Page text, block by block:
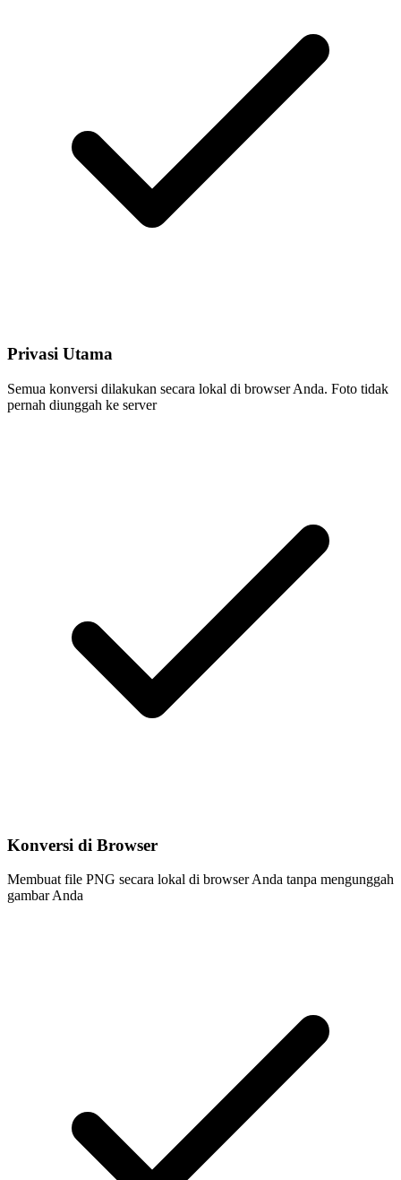
Privasi Utama
Semua konversi dilakukan secara lokal di browser Anda. Foto tidak
pernah diunggah ke server
Konversi di Browser
Membuat file PNG secara lokal di browser Anda tanpa mengunggah
gambar Anda